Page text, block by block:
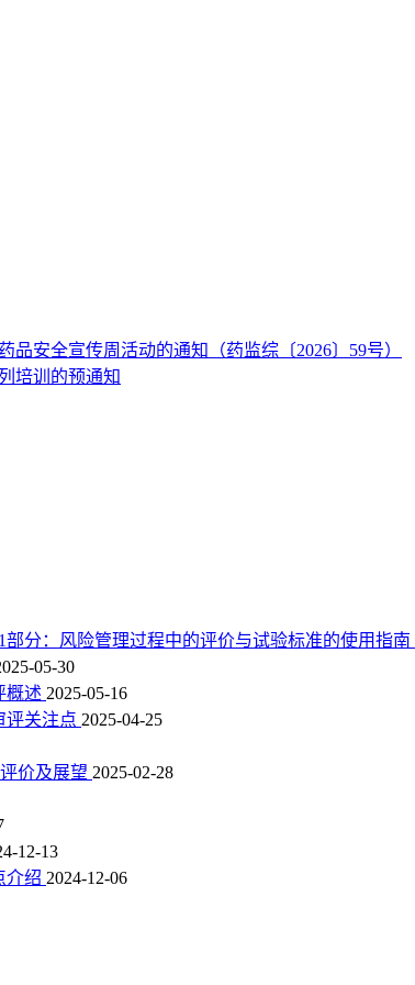
品安全宣传周活动的通知（药监综〔2026〕59号）
培训的预通知
分：风险管理过程中的评价与试验标准的使用指南
05-30
概述 2025-05-16
评关注点 2025-04-25
价及展望 2025-02-28
12-13
介绍 2024-12-06